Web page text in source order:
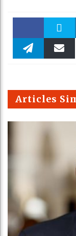
Faceboo Twitter
m
Articles